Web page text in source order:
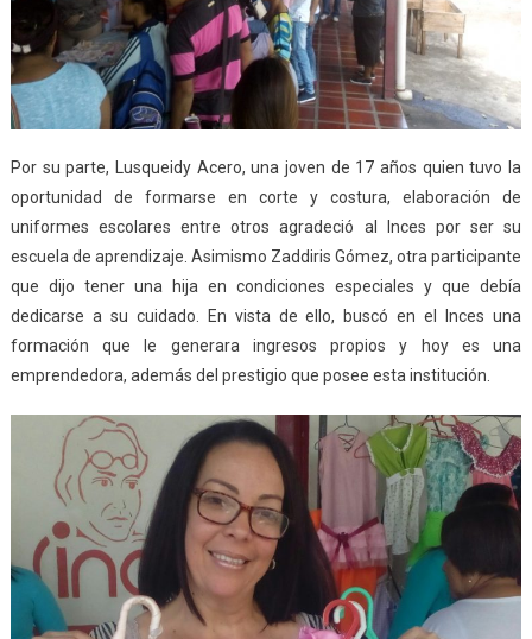
Por su parte, Lusqueidy Acero, una joven de 17 años quien tuvo la
oportunidad de formarse en corte y costura, elaboración de
uniformes escolares entre otros agradeció al Inces por ser su
escuela de aprendizaje. Asimismo Zaddiris Gómez, otra participante
que dijo tener una hija en condiciones especiales y que debía
dedicarse a su cuidado. En vista de ello, buscó en el Inces una
formación que le generara ingresos propios y hoy es una
emprendedora, además del prestigio que posee esta institución.